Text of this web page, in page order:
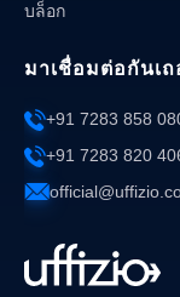
บล็อก
มาเชื่อมต่อกันเถ
+91 7283 858
+91 7283 820